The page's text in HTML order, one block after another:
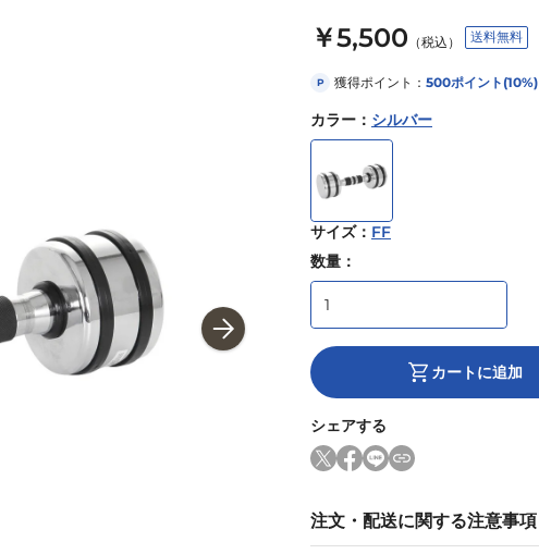
￥5,500 （税込） 送料無料
P 獲得ポイント： 500ポイント(10%)
カラー ： シルバー
サイズ： FF
数量：
カートに追加
シェアする
注文・配送に関する注意事項